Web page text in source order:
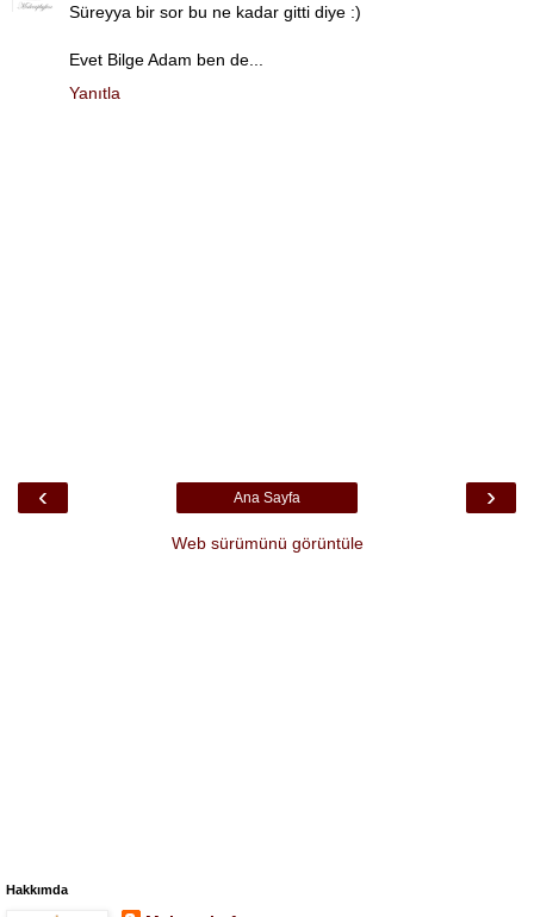
Süreyya bir sor bu ne kadar gitti diye :)
Evet Bilge Adam ben de...
Yanıtla
‹ ›
Ana Sayfa
Web sürümünü görüntüle
Hakkımda